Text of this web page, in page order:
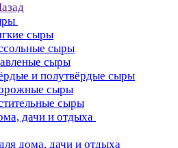
сыры
сыры
сыры
и полутвёрдые сыры
сыры
сыры
дачи и отдыха
дома, дачи и отдыха